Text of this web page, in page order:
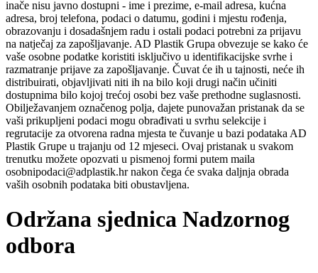
inače nisu javno dostupni - ime i prezime, e-mail adresa, kućna
adresa, broj telefona, podaci o datumu, godini i mjestu rođenja,
obrazovanju i dosadašnjem radu i ostali podaci potrebni za prijavu
na natječaj za zapošljavanje. AD Plastik Grupa obvezuje se kako će
vaše osobne podatke koristiti isključivo u identifikacijske svrhe i
razmatranje prijave za zapošljavanje. Čuvat će ih u tajnosti, neće ih
distribuirati, objavljivati niti ih na bilo koji drugi način učiniti
dostupnima bilo kojoj trećoj osobi bez vaše prethodne suglasnosti.
Obilježavanjem označenog polja, dajete punovažan pristanak da se
vaši prikupljeni podaci mogu obrađivati u svrhu selekcije i
regrutacije za otvorena radna mjesta te čuvanje u bazi podataka AD
Plastik Grupe u trajanju od 12 mjeseci. Ovaj pristanak u svakom
trenutku možete opozvati u pismenoj formi putem maila
osobnipodaci@adplastik.hr nakon čega će svaka daljnja obrada
vaših osobnih podataka biti obustavljena.
Održana sjednica Nadzornog
odbora